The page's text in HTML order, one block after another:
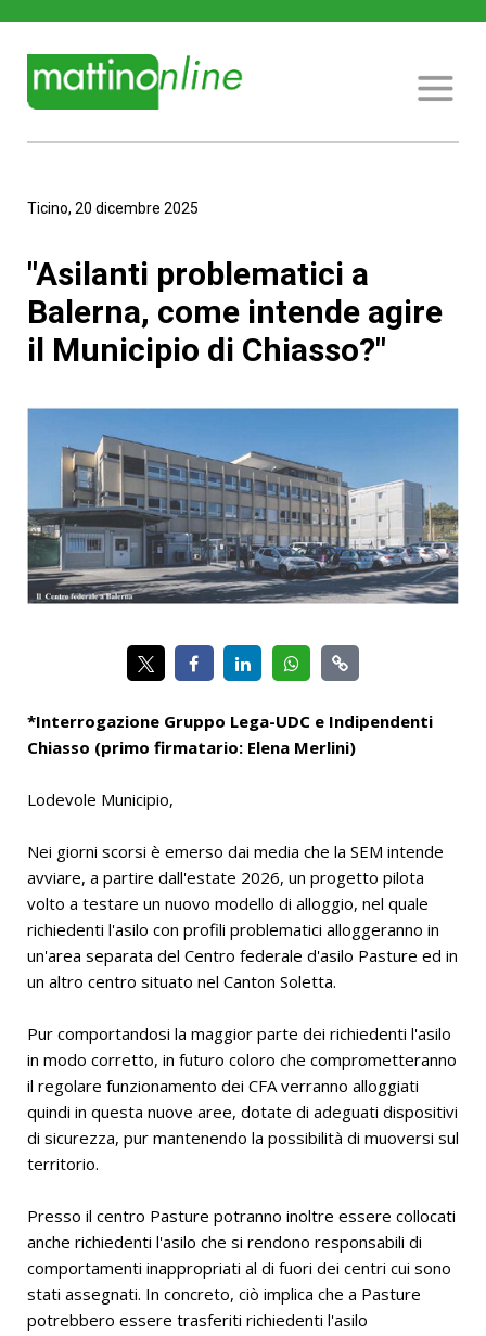
Ticino, 20 dicembre 2025
"Asilanti problematici a
Balerna, come intende agire
il Municipio di Chiasso?"
*Interrogazione Gruppo Lega-UDC e Indipendenti
Chiasso (primo firmatario: Elena Merlini)
Lodevole Municipio,
Nei giorni scorsi è emerso dai media che la SEM intende
avviare, a partire dall'estate 2026, un progetto pilota
volto a testare un nuovo modello di alloggio, nel quale
richiedenti l'asilo con profili problematici alloggeranno in
un'area separata del Centro federale d'asilo Pasture ed in
un altro centro situato nel Canton Soletta.
Pur comportandosi la maggior parte dei richiedenti l'asilo
in modo corretto, in futuro coloro che comprometteranno
il regolare funzionamento dei CFA verranno alloggiati
quindi in questa nuove aree, dotate di adeguati dispositivi
di sicurezza, pur mantenendo la possibilità di muoversi sul
territorio.
Presso il centro Pasture potranno inoltre essere collocati
anche richiedenti l'asilo che si rendono responsabili di
comportamenti inappropriati al di fuori dei centri cui sono
stati assegnati. In concreto, ciò implica che a Pasture
potrebbero essere trasferiti richiedenti l'asilo